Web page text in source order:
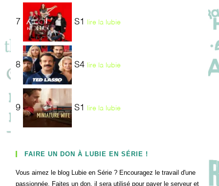
7 S1 lire la lubie
8 S4 lire la lubie
9 S1 lire la lubie
FAIRE UN DON À LUBIE EN SÉRIE !
Vous aimez le blog Lubie en Série ? Encouragez le travail d'une
passionnée. Faites un don, il sera utilisé pour payer le serveur et